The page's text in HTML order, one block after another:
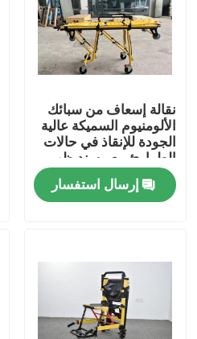
المنتجات
فيديوهات
نقالة إسعاف من سبائك
الألومنيوم السميكة عالية
الجودة للإنقاذ في حالات
الطوارئ مع مسند ظهر
قابل للتعديل لارتفاعه
للاستخدام في
المستشفيات
إرسال استفسار